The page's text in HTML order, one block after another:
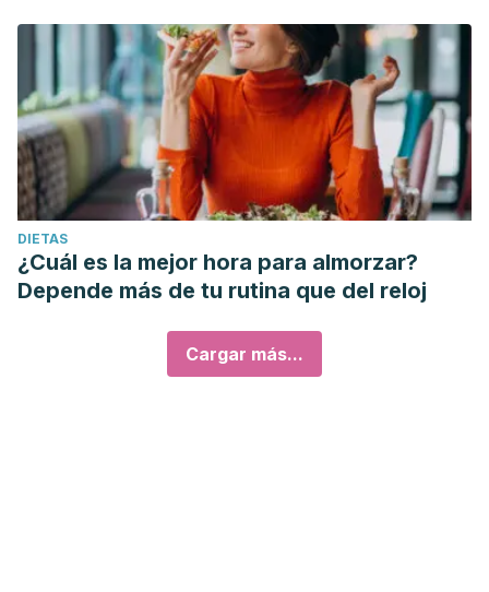
DIETAS
¿Cuál es la mejor hora para almorzar?
Depende más de tu rutina que del reloj
Cargar más...